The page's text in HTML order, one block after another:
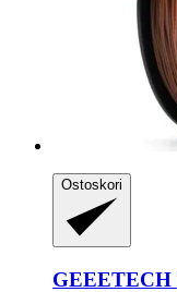
Ostoskori
GEEETECH